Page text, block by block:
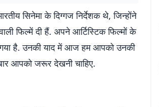
सिनेमा के दिग्गज निर्देशक थे, जिन्होंने
फिल्में दी हैं. अपने आर्टिस्टिक फिल्मों के
है. उनकी याद में आज हम आपको उनकी
आपको जरूर देखनी चाहिए.